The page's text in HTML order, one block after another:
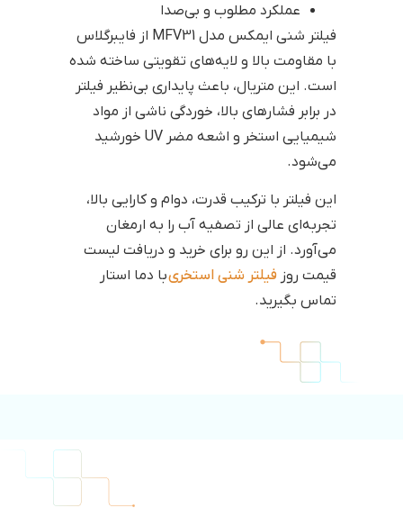
عملکرد مطلوب و بی‌صدا
فیلتر شنی ایمکس مدل MFV31 از فایبرگلاس
با مقاومت بالا و لایه‌های تقویتی ساخته شده‌
است. این متریال، باعث پایداری بی‌نظیر فیلتر
در برابر فشارهای بالا، خوردگی ناشی از مواد
شیمیایی استخر و اشعه مضر UV خورشید
می‌شود.
این فیلتر با ترکیب قدرت، دوام و کارایی بالا،
تجربه‌ای عالی از تصفیه آب را به ارمغان
می‌آورد. از این رو برای خرید و دریافت لیست
قیمت روز فیلتر شنی استخریبا دما استار
تماس بگیرید.